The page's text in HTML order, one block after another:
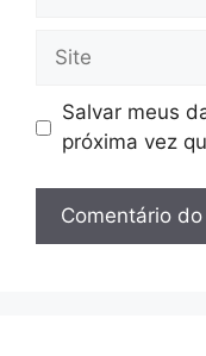
Site
Salvar meus
próxima vez